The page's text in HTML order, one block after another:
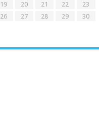
19 20 21 22
23
26 27 28 29
30